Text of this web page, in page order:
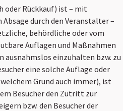
oder Rückkauf) ist – mit
durch den Veranstalter –
behördliche oder vom
Auflagen und Maßnahmen
ausnahmslos einzuhalten bzw. zu
eine solche Auflage oder
Grund auch immer), ist
Besucher den Zutritt zur
bzw. den Besucher der